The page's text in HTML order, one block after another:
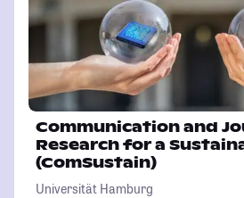
Communication and
Research for a
(ComSustain)
Universität Hamburg